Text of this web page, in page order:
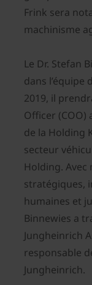
Frink sera
machinisme
Le Dr. Stefan
dans l’équipe
2019, il
Officer (COO)
de la Holding
secteur
Holding.
stratégiques,
humaines et
Binnewies a
Jungheinrich
responsable
Jungheinrich.